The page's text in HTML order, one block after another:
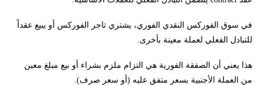
في سوق الفوركس النقدي الفوري، يشتري تاجر الفوركس أو يبيع عقداً
للتبادل الفعلي لعملة معينة بأخرى.
هذا يعني أن الصفقة الفورية هي التزام ملزم بشراء أو بيع مبلغ معين
من العملة الأجنبية بسعر متفق عليه (أو سعر صرف).